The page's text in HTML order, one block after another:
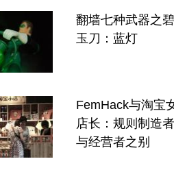
翻墙七种武器之碧
玉刀：蓝灯
FemHack与淘宝
店长：规则制造者
与经营者之别